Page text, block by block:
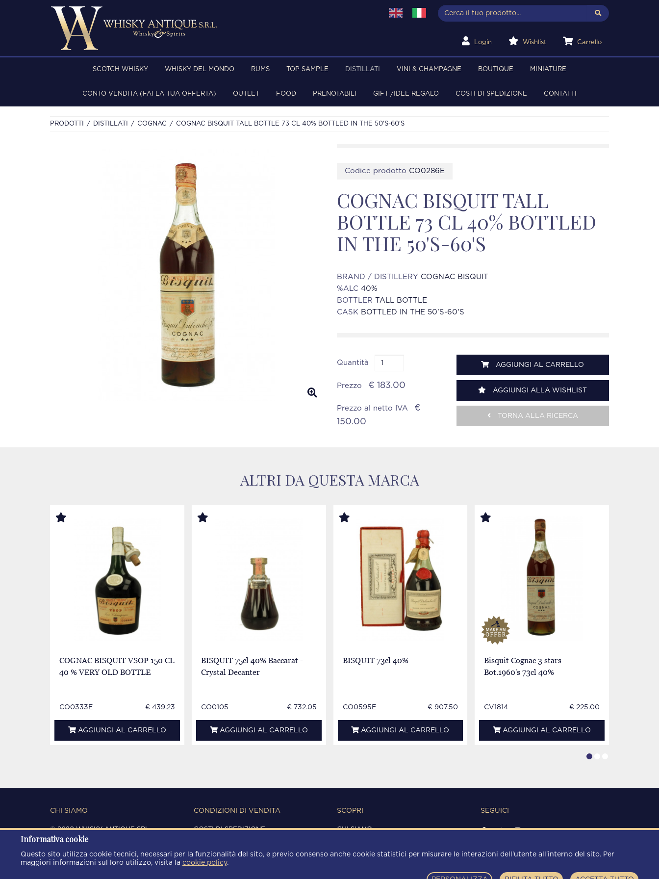
Login Wishlist Carrello
SCOTCH WHISKY WHISKY DEL MONDO RUMS TOP SAMPLE DISTILLATI VINI & CHAMPAGNE BOUTIQUE MINIATURE
CONTO VENDITA (FAI LA TUA OFFERTA) OUTLET FOOD PRENOTABILI GIFT /IDEE REGALO COSTI DI SPEDIZIONE CONTATTI
PRODOTTI DISTILLATI COGNAC COGNAC BISQUIT TALL BOTTLE 73 CL 40% BOTTLED IN THE 50'S-60'S
Codice prodotto CO0286E
COGNAC BISQUIT TALL
BOTTLE 73 CL 40% BOTTLED
IN THE 50'S-60'S
BRAND / DISTILLERY COGNAC BISQUIT
%ALC 40%
BOTTLER TALL BOTTLE
CASK BOTTLED IN THE 50'S-60'S
Quantità
Prezzo € 183.00
Prezzo al netto IVA
€
150.00
AGGIUNGI AL CARRELLO
AGGIUNGI ALLA WISHLIST
TORNA ALLA RICERCA
ALTRI DA QUESTA MARCA
COGNAC BISQUIT VSOP 150 CL
40 % VERY OLD BOTTLE
CO0333E € 439.23
AGGIUNGI AL CARRELLO
BISQUIT 75cl 40% Baccarat -
Crystal Decanter
CO0105 € 732.05
AGGIUNGI AL CARRELLO
BISQUIT 73cl 40%
CO0595E € 907.50
AGGIUNGI AL CARRELLO
Bisquit Cognac 3 stars
Bot.1960's 73cl 40%
CV1814 € 225.00
AGGIUNGI AL CARRELLO
CHI SIAMO
© 2020 WHISKY ANTIQUE SRL
C.F. / P.IVA 03266720360
REGISTRO IMPRESE DI MODENA
REA: MO 372785
CONDIZIONI DI VENDITA
COSTI DI SPEDIZIONE
PRIVACY
COOKIE POLICY
SCOPRI
CHI SIAMO
SEGUICI
METODI DI PAGAMENTO
Informativa cookie
Questo sito utilizza cookie tecnici, necessari per la funzionalità del sito, e previo consenso anche cookie statistici per misurare le interazioni dell'utente all'interno del sito. Per
maggiori informazioni sul loro utilizzo, visita la cookie policy.